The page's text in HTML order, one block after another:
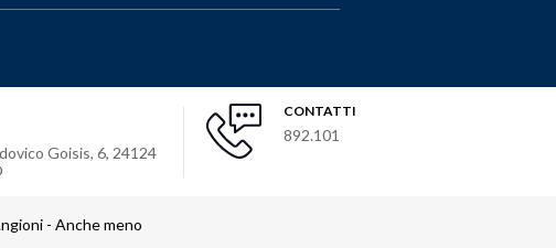
Goisis, 6, 24124
CONTATTI
892.101
- Anche meno